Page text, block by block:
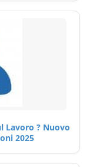
Lavoro ? Nuovo
2025